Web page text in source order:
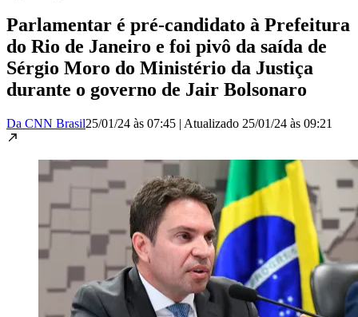
Parlamentar é pré-candidato à Prefeitura
do Rio de Janeiro e foi pivô da saída de
Sérgio Moro do Ministério da Justiça
durante o governo de Jair Bolsonaro
Da CNN Brasil25/01/24 às 07:45 | Atualizado 25/01/24 às 09:21